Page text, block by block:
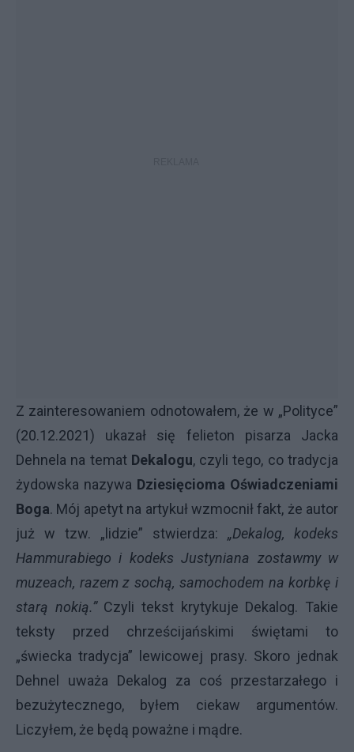
Z zainteresowaniem odnotowałem, że w „Polityce”
(20.12.2021) ukazał się felieton pisarza Jacka
Dehnela na temat Dekalogu, czyli tego, co tradycja
żydowska nazywa Dziesięcioma Oświadczeniami
Boga. Mój apetyt na artykuł wzmocnił fakt, że autor
już w tzw. „lidzie” stwierdza: „Dekalog, kodeks
Hammurabiego i kodeks Justyniana zostawmy w
muzeach, razem z sochą, samochodem na korbkę i
starą nokią.”Czyli tekst krytykuje Dekalog. Takie
teksty przed chrześcijańskimi świętami to
„świecka tradycja” lewicowej prasy. Skoro jednak
Dehnel uważa Dekalog za coś przestarzałego i
bezużytecznego, byłem ciekaw argumentów.
Liczyłem, że będą poważne i mądre.